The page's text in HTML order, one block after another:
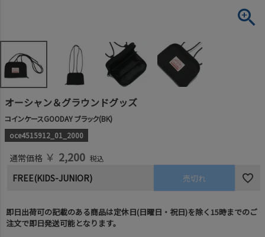
オーシャン＆グラウンドグッズ
コインケースGOODAY ブラック(BK)
oce4515912_01_2000
通常価格 ￥ 2,200 税込
FREE(KIDS-JUNIOR) 売切れ
即日出荷可の記載のある商品は定休日(日曜日・祝日)を除く15時までのご
注文で即日発送可能となります。